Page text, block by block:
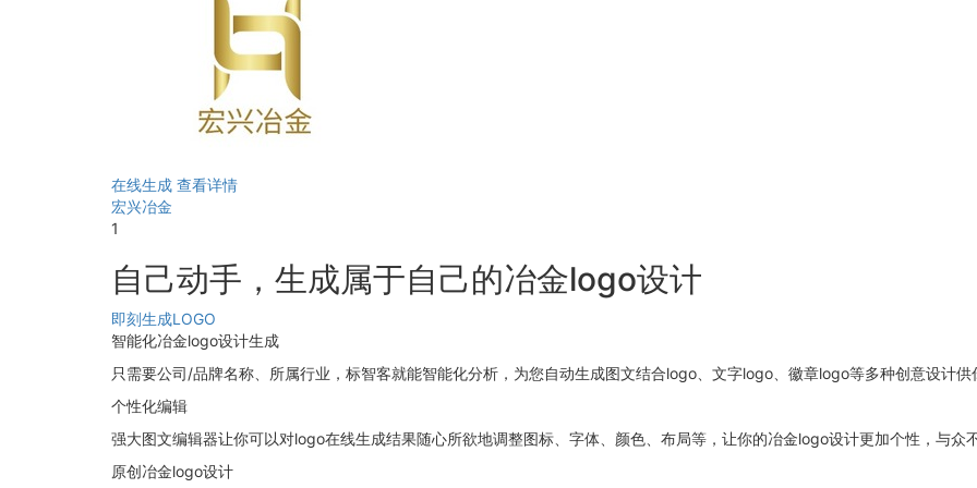
在线生成 查看详情
宏兴冶金
1
自己动手，生成属于自己的冶金logo设计
即刻生成LOGO
智能化冶金logo设计生成
只需要公司/品牌名称、所属行业，标智客就能智能化分析，为您自动生成图文结合logo、文字logo、徽章logo等多种创意设计供
个性化编辑
强大图文编辑器让你可以对logo在线生成结果随心所欲地调整图标、字体、颜色、布局等，让你的冶金logo设计更加个性，与众
原创冶金logo设计